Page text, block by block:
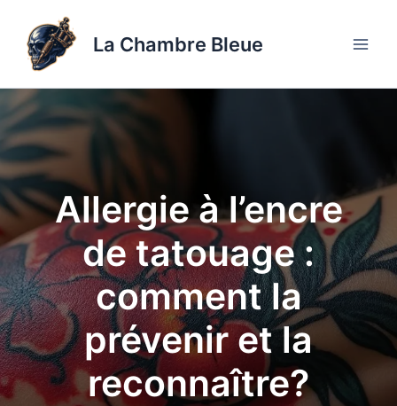
contenu
La Chambre Bleue
Allergie à l’encre
de tatouage :
comment la
prévenir et la
reconnaître?